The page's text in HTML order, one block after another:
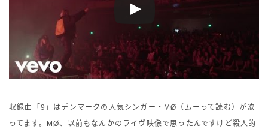
収録曲「9」はデンマークの人気シンガー・MØ（ムーって読む）が歌
ってます。MØ、以前もなんかのライヴ映像で思ったんですけど殺人的